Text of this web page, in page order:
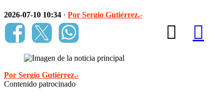
2026-07-10 10:34 · Por Sergio Gutiérrez.-
Por Sergio Gutiérrez.-
Contenido patrocinado